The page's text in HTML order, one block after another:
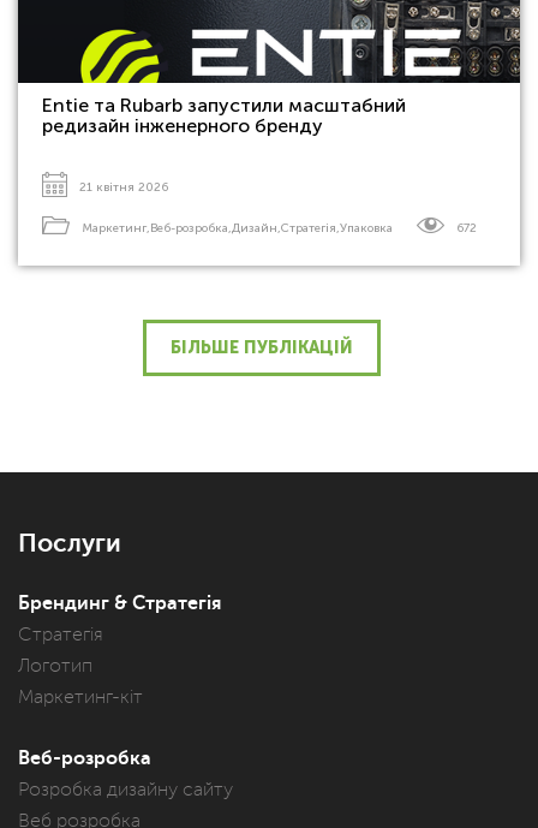
Entie та Rubarb запустили масштабний
редизайн інженерного бренду
21 квітня 2026
Маркетинг, Веб-розробка,Дизайн,Стратегія,Упаковка 672
БІЛЬШЕ ПУБЛІКАЦІЙ
Послуги
Брендинг & Стратегія
Стратегія
Логотип
Маркетинг-кіт
Веб-розробка
Розробка дизайну сайту
Веб розробка